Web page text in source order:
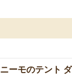
ーモのテント